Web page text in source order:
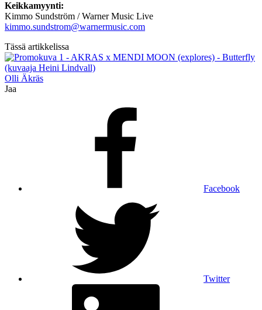
Keikkamyynti:
Kimmo Sundström / Warner Music Live
kimmo.sundstrom@warnermusic.com
Tässä artikkelissa
Olli Äkräs
Jaa
Facebook
Twitter